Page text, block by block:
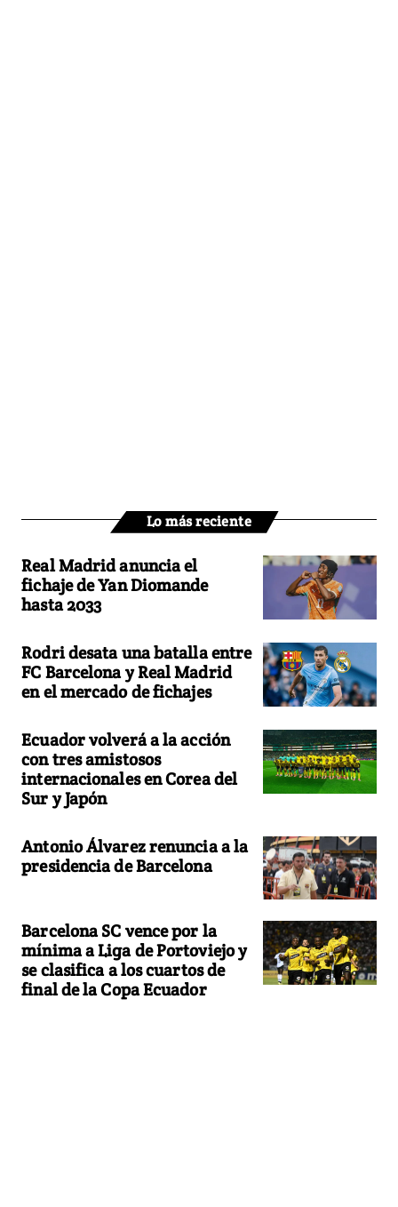
Lo más reciente
Real Madrid anuncia el
fichaje de Yan Diomande
hasta 2033
Rodri desata una batalla entre
FC Barcelona y Real Madrid
en el mercado de fichajes
Ecuador volverá a la acción
con tres amistosos
internacionales en Corea del
Sur y Japón
Antonio Álvarez renuncia a la
presidencia de Barcelona
Barcelona SC vence por la
mínima a Liga de Portoviejo y
se clasifica a los cuartos de
final de la Copa Ecuador